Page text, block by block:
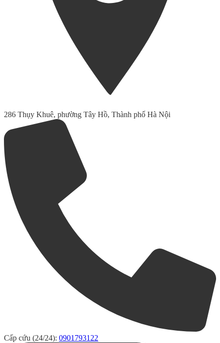
286 Thụy Khuê, phường Tây Hồ, Thành phố Hà Nội
Cấp cứu (24/24): 0901793122